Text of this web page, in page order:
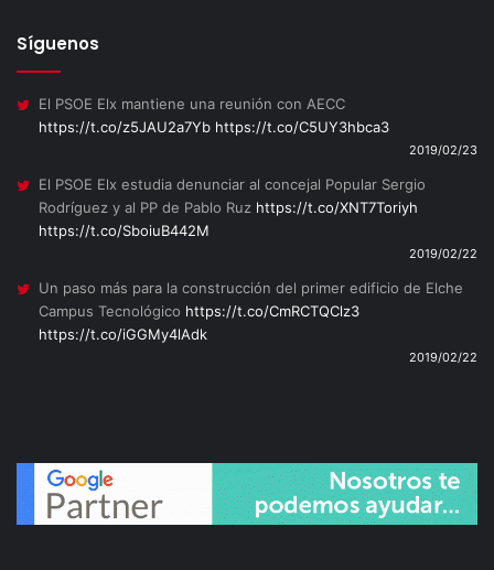
Síguenos
El PSOE Elx mantiene una reunión con AECC
https://t.co/z5JAU2a7Yb https://t.co/C5UY3hbca3
2019/02/23
El PSOE Elx estudia denunciar al concejal Popular Sergio
Rodríguez y al PP de Pablo Ruz https://t.co/XNT7Toriyh
https://t.co/SboiuB442M
2019/02/22
Un paso más para la construcción del primer edificio de Elche
Campus Tecnológico https://t.co/CmRCTQClz3
https://t.co/iGGMy4lAdk
2019/02/22